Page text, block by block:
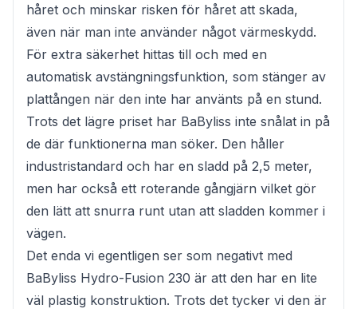
håret och minskar risken för håret att skada,
även när man inte använder något värmeskydd.
För extra säkerhet hittas till och med en
automatisk avstängningsfunktion, som stänger av
plattången när den inte har använts på en stund.
Trots det lägre priset har BaByliss inte snålat in på
de där funktionerna man söker. Den håller
industristandard och har en sladd på 2,5 meter,
men har också ett roterande gångjärn vilket gör
den lätt att snurra runt utan att sladden kommer i
vägen.
Det enda vi egentligen ser som negativt med
BaByliss Hydro-Fusion 230 är att den har en lite
väl plastig konstruktion. Trots det tycker vi den är